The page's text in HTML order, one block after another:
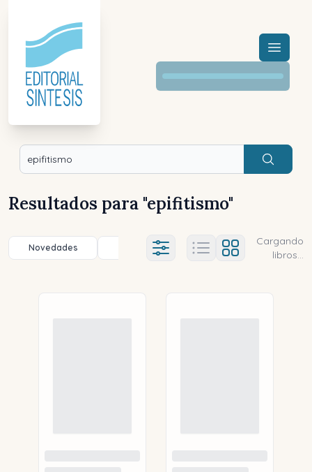
Menú
Buscar
Resultados para "epifitismo"
Novedades Título (a-z) Título (z-a)
Ajustes abierto
Cargando
libros...